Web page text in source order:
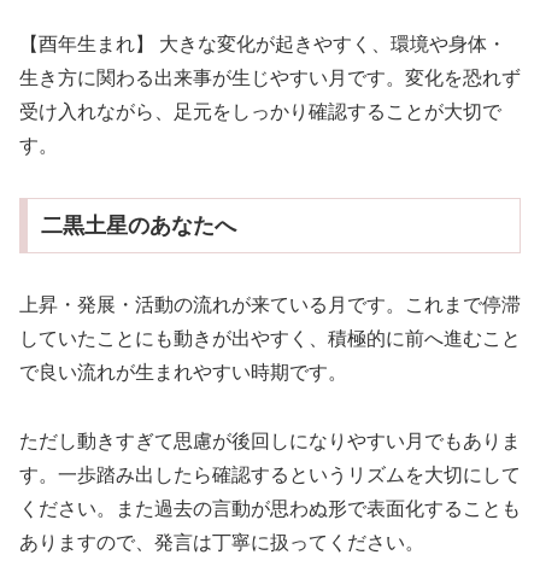
【酉年生まれ】 大きな変化が起きやすく、環境や身体・
生き方に関わる出来事が生じやすい月です。変化を恐れず
受け入れながら、足元をしっかり確認することが大切で
す。
二黒土星のあなたへ
上昇・発展・活動の流れが来ている月です。これまで停滞
していたことにも動きが出やすく、積極的に前へ進むこと
で良い流れが生まれやすい時期です。
ただし動きすぎて思慮が後回しになりやすい月でもありま
す。一歩踏み出したら確認するというリズムを大切にして
ください。また過去の言動が思わぬ形で表面化することも
ありますので、発言は丁寧に扱ってください。